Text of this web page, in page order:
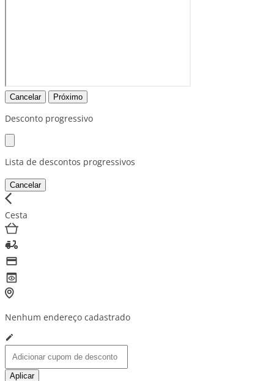
Cancelar Próximo
Desconto progressivo
Lista de descontos progressivos
Cancelar
Cesta
Nenhum endereço cadastrado
Aplicar